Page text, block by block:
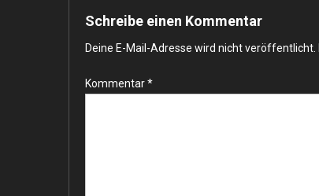
Schreibe einen Kommentar
Deine E-Mail-Adresse wird nicht veröffentlicht.
Kommentar*